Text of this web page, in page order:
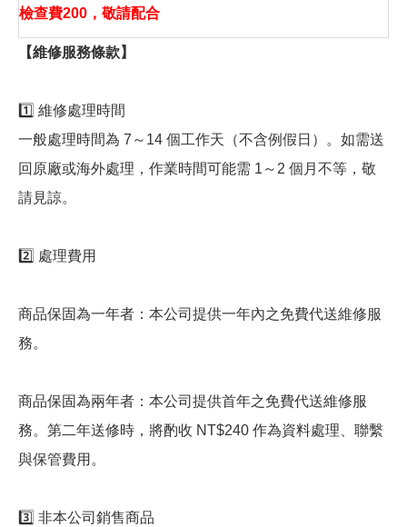
檢查費200，敬請配合
【維修服務條款】
1️⃣ 維修處理時間
一般處理時間為 7～14 個工作天（不含例假日）。如需送
回原廠或海外處理，作業時間可能需 1～2 個月不等，敬
請見諒。
2️⃣ 處理費用
商品保固為一年者：本公司提供一年內之免費代送維修服
務。
商品保固為兩年者：本公司提供首年之免費代送維修服
務。第二年送修時，將酌收 NT$240 作為資料處理、聯繫
與保管費用。
3️⃣ 非本公司銷售商品